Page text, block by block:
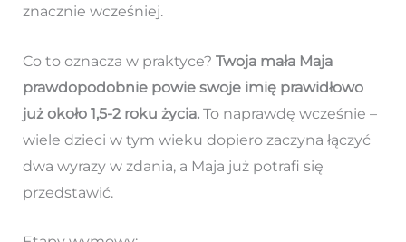
znacznie wcześniej.
Co to oznacza w praktyce? Twoja mała Maja
prawdopodobnie powie swoje imię prawidłowo
już około 1,5-2 roku życia.To naprawdę wcześnie –
wiele dzieci w tym wieku dopiero zaczyna łączyć
dwa wyrazy w zdania, a Maja już potrafi się
przedstawić.